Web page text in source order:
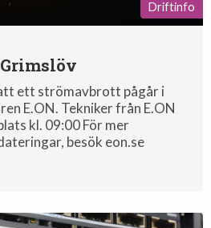
Driftinfo
ett strömavbrott pågår i
E.ON. Tekniker från E.ON
kl. 09:00 För mer
besök eon.se